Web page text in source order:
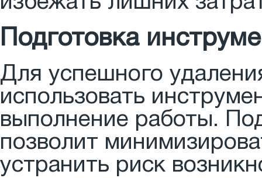
Подготовка
Для успешного
использовать
выполнение работы.
позволит
устранить риск